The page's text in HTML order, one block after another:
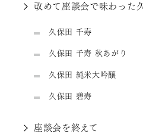
改めて座談会で味わった
久保田 千寿
久保田 千寿 秋あがり
久保田 純米大吟醸
久保田 碧寿
座談会を終えて